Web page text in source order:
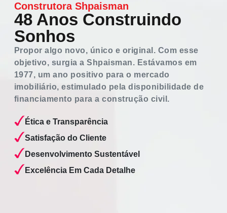
Construtora Shpaisman
48 Anos Construindo
Sonhos
Propor algo novo, único e original. Com esse
objetivo, surgia a Shpaisman. Estávamos em
1977, um ano positivo para o mercado
imobiliário, estimulado pela disponibilidade de
financiamento para a construção civil.
Ética e Transparência
Satisfação do Cliente
Desenvolvimento Sustentável
Excelência Em Cada Detalhe